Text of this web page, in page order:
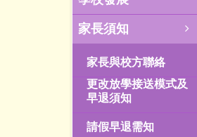
家長須知
家長與校方聯絡
更改放學接送模式及
早退須知
請假早退需知